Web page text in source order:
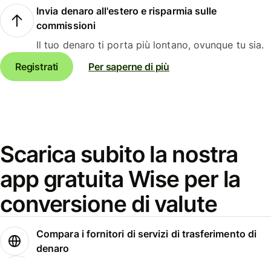
Invia denaro all'estero e risparmia sulle
commissioni
Il tuo denaro ti porta più lontano, ovunque tu sia.
Registrati
Per saperne di più
Scarica subito la nostra
app gratuita Wise per la
conversione di valute
Compara i fornitori di servizi di trasferimento di
denaro